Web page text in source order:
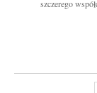
szczerego